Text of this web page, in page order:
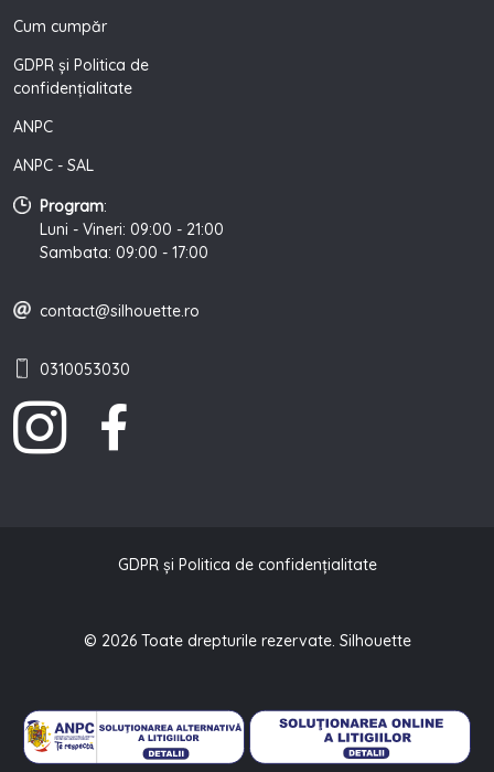
Cum cumpăr
GDPR și Politica de
confidențialitate
ANPC
ANPC - SAL
Program:
Luni - Vineri: 09:00 - 21:00
Sambata: 09:00 - 17:00
contact@silhouette.ro
0310053030
GDPR și Politica de confidențialitate
© 2026 Toate drepturile rezervate. Silhouette